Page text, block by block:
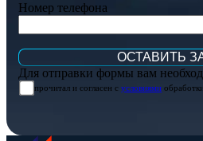
Номер телефона
Для отправки формы вам
прочитал и согласен с условиями